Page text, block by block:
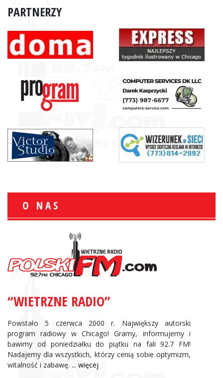
PARTNERZY
O NAS
“WIETRZNE RADIO”
Powstało 5 czerwca 2000 r. Największy autorski
program radiowy w Chicago! Gramy, informujemy i
bawimy od poniedziałku do piątku na fali 92.7 FM!
Nadajemy dla wszystkich, którzy cenią sobie optymizm,
witalność i zabawę. ... więcej